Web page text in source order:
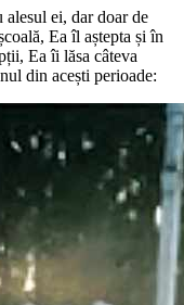
ei, dar doar de
Ea îl aștepta și în
Ea îi lăsa câteva
din acești perioade: